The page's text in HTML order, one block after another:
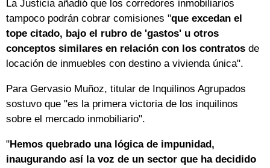
La Justicia añadió que los corredores inmobiliarios
tampoco podrán cobrar comisiones "que excedan el
tope citado, bajo el rubro de 'gastos' u otros
conceptos similares en relación con los contratos de
locación de inmuebles con destino a vivienda única".
Para Gervasio Muñoz, titular de Inquilinos Agrupados
sostuvo que "es la primera victoria de los inquilinos
sobre el mercado inmobiliario".
"Hemos quebrado una lógica de impunidad,
inaugurando así la voz de un sector que ha decidido